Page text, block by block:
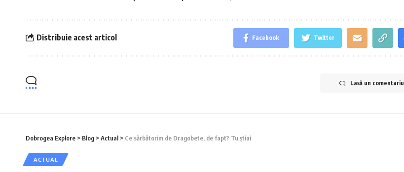
Distribuie acest articol Facebook Twitter
Lasă un comentariu
Dobrogea Explore > Blog >Actual > Ce sărbătorim de Dragobete, de fapt? Tu știai
ACTUAL